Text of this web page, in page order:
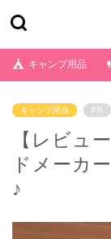
キャンプ用品
キャンプ用品 PR
【レビュ
ドメーカ
♪